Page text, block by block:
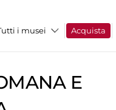
i musei Acquista
E